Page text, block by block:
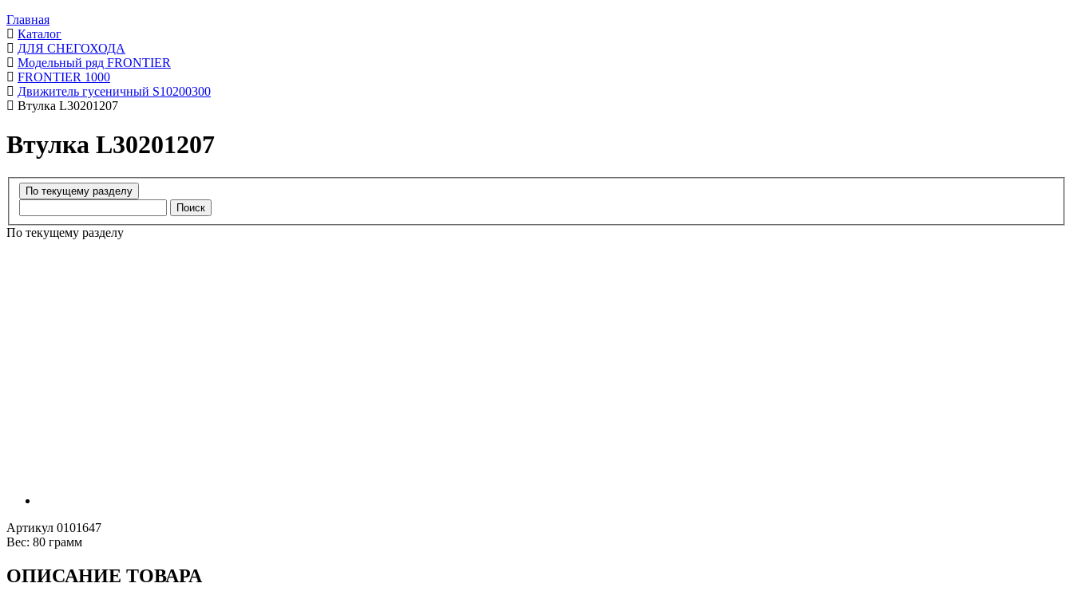
Главная
Каталог
ДЛЯ СНЕГОХОДА
Модельный ряд FRONTIER
FRONTIER 1000
Движитель гусеничный S10200300
Втулка L30201207
Втулка L30201207
Поиск
По текущему разделу
Артикул 0101647
Вес: 80 грамм
ОПИСАНИЕ ТОВАРА